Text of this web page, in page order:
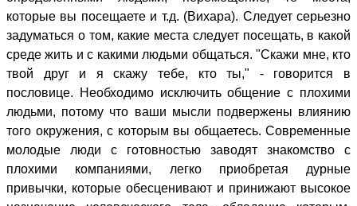
которые вы посещаете и т.д. (Вихара). Следует серьезно
задуматься о том, какие места следует посещать, в какой
среде жить и с какими людьми общаться. "Скажи мне, кто
твой друг и я скажу тебе, кто ты," - говорится в
пословице. Необходимо исключить общение с плохими
людьми, потому что ваши мысли подвержены влиянию
того окружения, с которым вы общаетесь. Современные
молодые люди с готовностью заводят знакомство с
плохими компаниями, легко приобретая дурные
привычки, которые обесценивают и принижают высокое